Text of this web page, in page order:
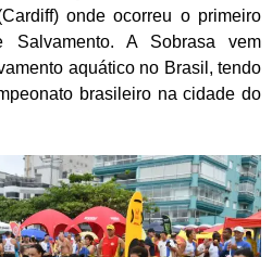
onde ocorreu o primeiro
Salvamento. A Sobrasa vem
aquático no Brasil, tendo
brasileiro na cidade do